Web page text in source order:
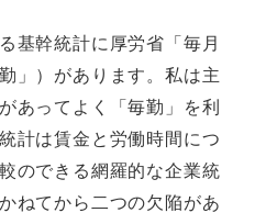
基幹統計に厚労省「毎月
」）があります。私は主
あってよく「毎勤」を利
計は賃金と労働時間につ
のできる網羅的な企業統
ねてから二つの欠陥があ